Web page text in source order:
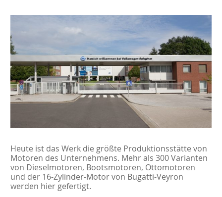
Heute ist das Werk die größte Produktionsstätte von
Motoren des Unternehmens. Mehr als 300 Varianten
von Dieselmotoren, Bootsmotoren, Ottomotoren
und der 16-Zylinder-Motor von Bugatti-Veyron
werden hier gefertigt.